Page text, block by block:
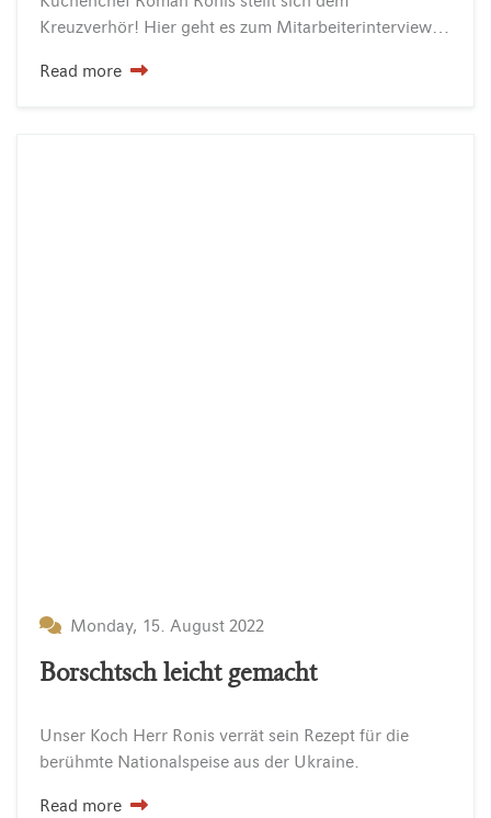
Kreuzverhör! Hier geht es zum Mitarbeiterinterview…
Read more
Monday, 15. August 2022
Borschtsch leicht gemacht
Unser Koch Herr Ronis verrät sein Rezept für die
berühmte Nationalspeise aus der Ukraine.
Read more